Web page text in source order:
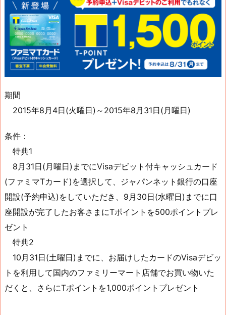
期間
2015年8月4日(火曜日)～2015年8月31日(月曜日)
条件：
特典1
8月31日(月曜日)までにVisaデビット付キャッシュカード
(ファミマTカード)を選択して、ジャパンネット銀行の口座
開設(予約申込)をしていただき、9月30日(水曜日)までに口
座開設が完了したお客さまにTポイントを500ポイントプレ
ゼント
特典2
10月31日(土曜日)までに、お届けしたカードのVisaデビッ
トを利用して国内のファミリーマート店舗でお買い物いた
だくと、さらにTポイントを1,000ポイントプレゼント